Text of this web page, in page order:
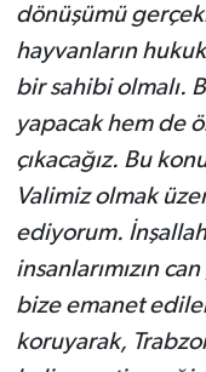
dönüşümü
hayvanların
bir sahibi olmalı.
yapacak hem de
çıkacağız. Bu
Valimiz olmak
ediyorum.
insanlarımızın
bize emanet
koruyarak,